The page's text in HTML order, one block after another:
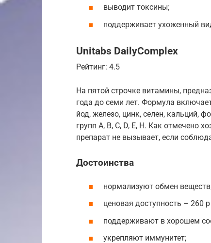
выводит токсины;
поддерживает ухоженный
Unitabs DailyComplex
Рейтинг: 4.5
На пятой строчке витамины,
года до семи лет. Формула
йод, железо, цинк, селен, кальций,
групп А, В, С, D, Е, Н. Как отмечено
препарат не вызывает, если
Достоинства
нормализуют обмен
ценовая доступность – 260
поддерживают в хорошем
укрепляют иммунитет;